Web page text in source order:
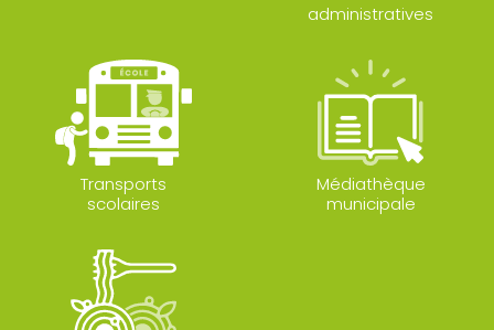
administratives
Transports
scolaires
Médiathèque
municipale